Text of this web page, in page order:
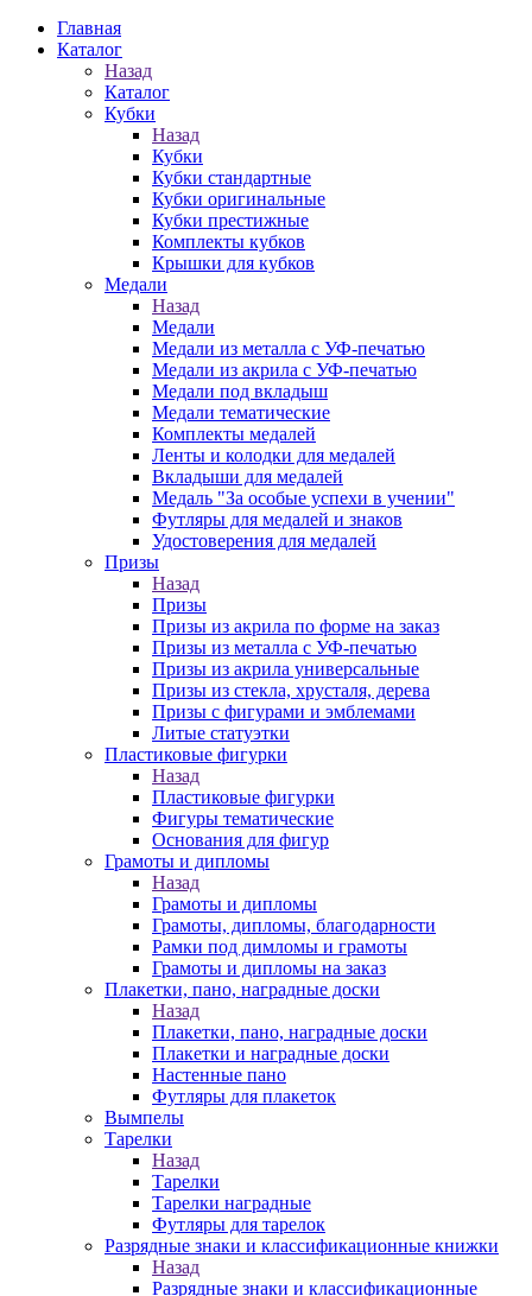
Главная
Каталог
Назад
Каталог
Кубки
Назад
Кубки
Кубки стандартные
Кубки оригинальные
Кубки престижные
Комплекты кубков
Крышки для кубков
Медали
Назад
Медали
Медали из металла с УФ-печатью
Медали из акрила с УФ-печатью
Медали под вкладыш
Медали тематические
Комплекты медалей
Ленты и колодки для медалей
Вкладыши для медалей
Медаль "За особые успехи в учении"
Футляры для медалей и знаков
Удостоверения для медалей
Призы
Назад
Призы
Призы из акрила по форме на заказ
Призы из металла с УФ-печатью
Призы из акрила универсальные
Призы из стекла, хрусталя, дерева
Призы с фигурами и эмблемами
Литые статуэтки
Пластиковые фигурки
Назад
Пластиковые фигурки
Фигуры тематические
Основания для фигур
Грамоты и дипломы
Назад
Грамоты и дипломы
Грамоты, дипломы, благодарности
Рамки под димломы и грамоты
Грамоты и дипломы на заказ
Плакетки, пано, наградные доски
Назад
Плакетки, пано, наградные доски
Плакетки и наградные доски
Настенные пано
Футляры для плакеток
Вымпелы
Тарелки
Назад
Тарелки
Тарелки наградные
Футляры для тарелок
Разрядные знаки и классификационные книжки
Назад
Разрядные знаки и классификационные